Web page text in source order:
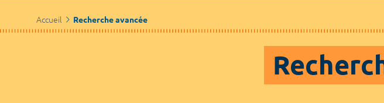
Accueil Recherche avancée